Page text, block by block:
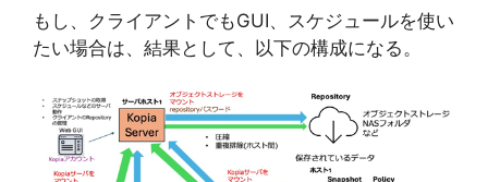
もし、クライアントでもGUI、スケジュールを使い
たい場合は、結果として、以下の構成になる。